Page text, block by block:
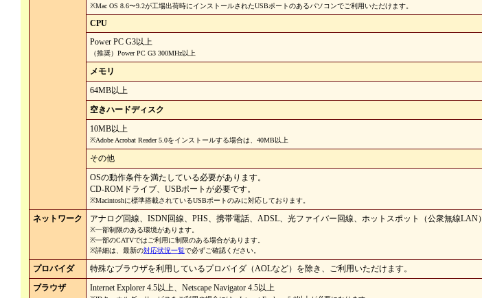
※Mac OS 8.6〜9.2が工場出荷時にインストールされたUSBポートのあるパソコンでご利用いただけます。
CPU
Power PC G3以上
（推奨）Power PC G3 300MHz以上
メモリ
64MB以上
空きハードディスク
10MB以上
※Adobe Acrobat Reader 5.0をインストールする場合は、40MB以上
その他
OSの動作条件を満たしている必要があります。
CD-ROMドライブ、USBポートが必要です。
※Macintoshに標準搭載されているUSBポートのみに対応しております。
ネットワーク アナログ回線、ISDN回線、PHS、携帯電話、ADSL、光ファイバー回線、ホットスポット（公衆無線LAN）
※一部制限のある環境があります。
※一部のCATVではご利用に制限のある場合があります。
※詳細は、最新の対応状況一覧で必ずご確認ください。
プロバイダ
特殊なブラウザを利用しているプロバイダ（AOLなど）を除き、ご利用いただけます。
ブラウザ
Internet Explorer 4.5以上、Netscape Navigator 4.5以上